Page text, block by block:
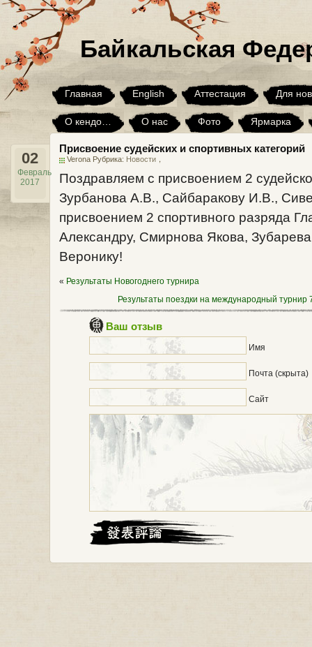
Байкальская
Главная English Аттестация Для
О кендо… О нас Фото Ярмарка
Юмор Я хочу, но… Архив
Присвоение судейских и спортивных категорий
Verona Рубрика: Новости ，
02
Февраль
2017
Поздравляем с присвоением 2
Зурбанова А.В., Сайбаракову И.В.,
присвоением 2 спортивного разряда
Александру, Смирнова Якова,
Веронику!
« Результаты Новогоднего турнира
Результаты поездки на международный
Ваш отзыв
Имя
Почта (скрыта)
Сайт